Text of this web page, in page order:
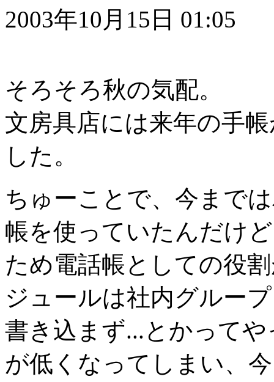
2003年10月15日 01:05
そろそろ秋の気配。
文房具店には来年の手
した。
ちゅーことで、今まで
帳を使っていたんだけ
ため電話帳としての役
ジュールは社内グルー
書き込まず...とかって
が低くなってしまい、